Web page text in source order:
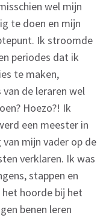
wel mijn
te doen en mijn
Ik stroomde
periodes dat ik
te maken,
de leraren wel
Hoezo?! Ik
een meester in
mijn vader op de
verklaren. Ik was
stappen en
het hoorde bij het
benen leren